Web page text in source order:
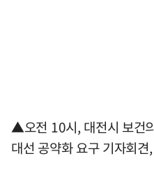
▲오전 10시, 대전시 보건
대선 공약화 요구 기자회견